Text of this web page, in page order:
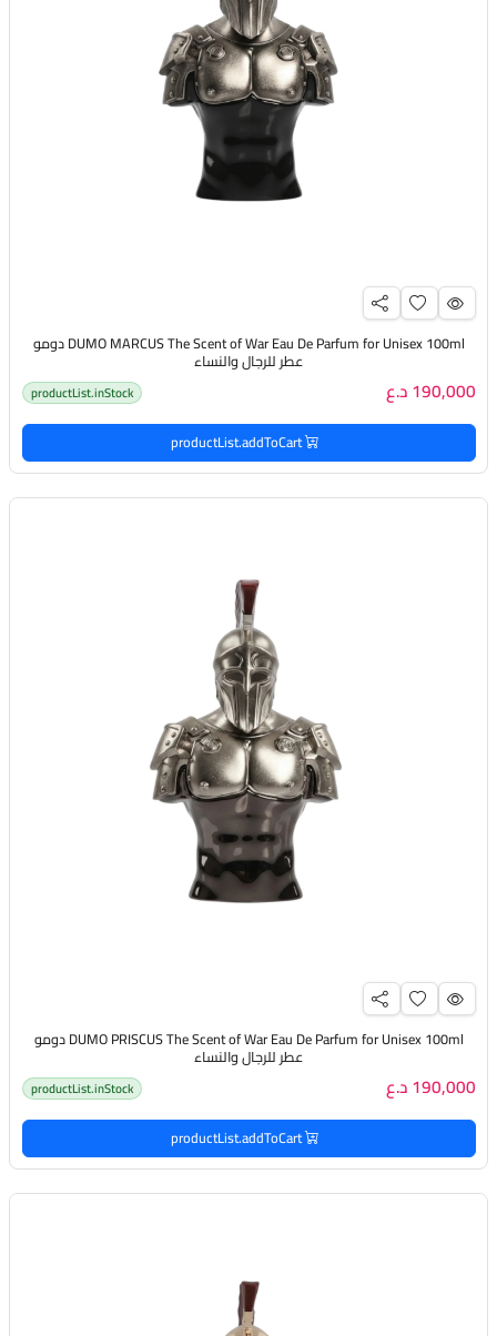
DUMO MARCUS The Scent of War Eau De Parfum for Unisex 100ml دومو
عطر للرجال والنساء
190,000 د.ع productList.inStock
productList.addToCart
DUMO PRISCUS The Scent of War Eau De Parfum for Unisex 100ml دومو
عطر للرجال والنساء
190,000 د.ع productList.inStock
productList.addToCart